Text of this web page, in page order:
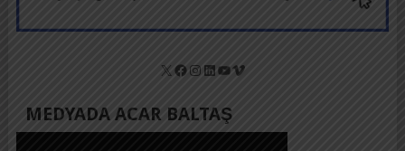
X Facebook
Instagram
LinkedIn
YouTube
Vimeo
MEDYADA ACAR BALTAŞ